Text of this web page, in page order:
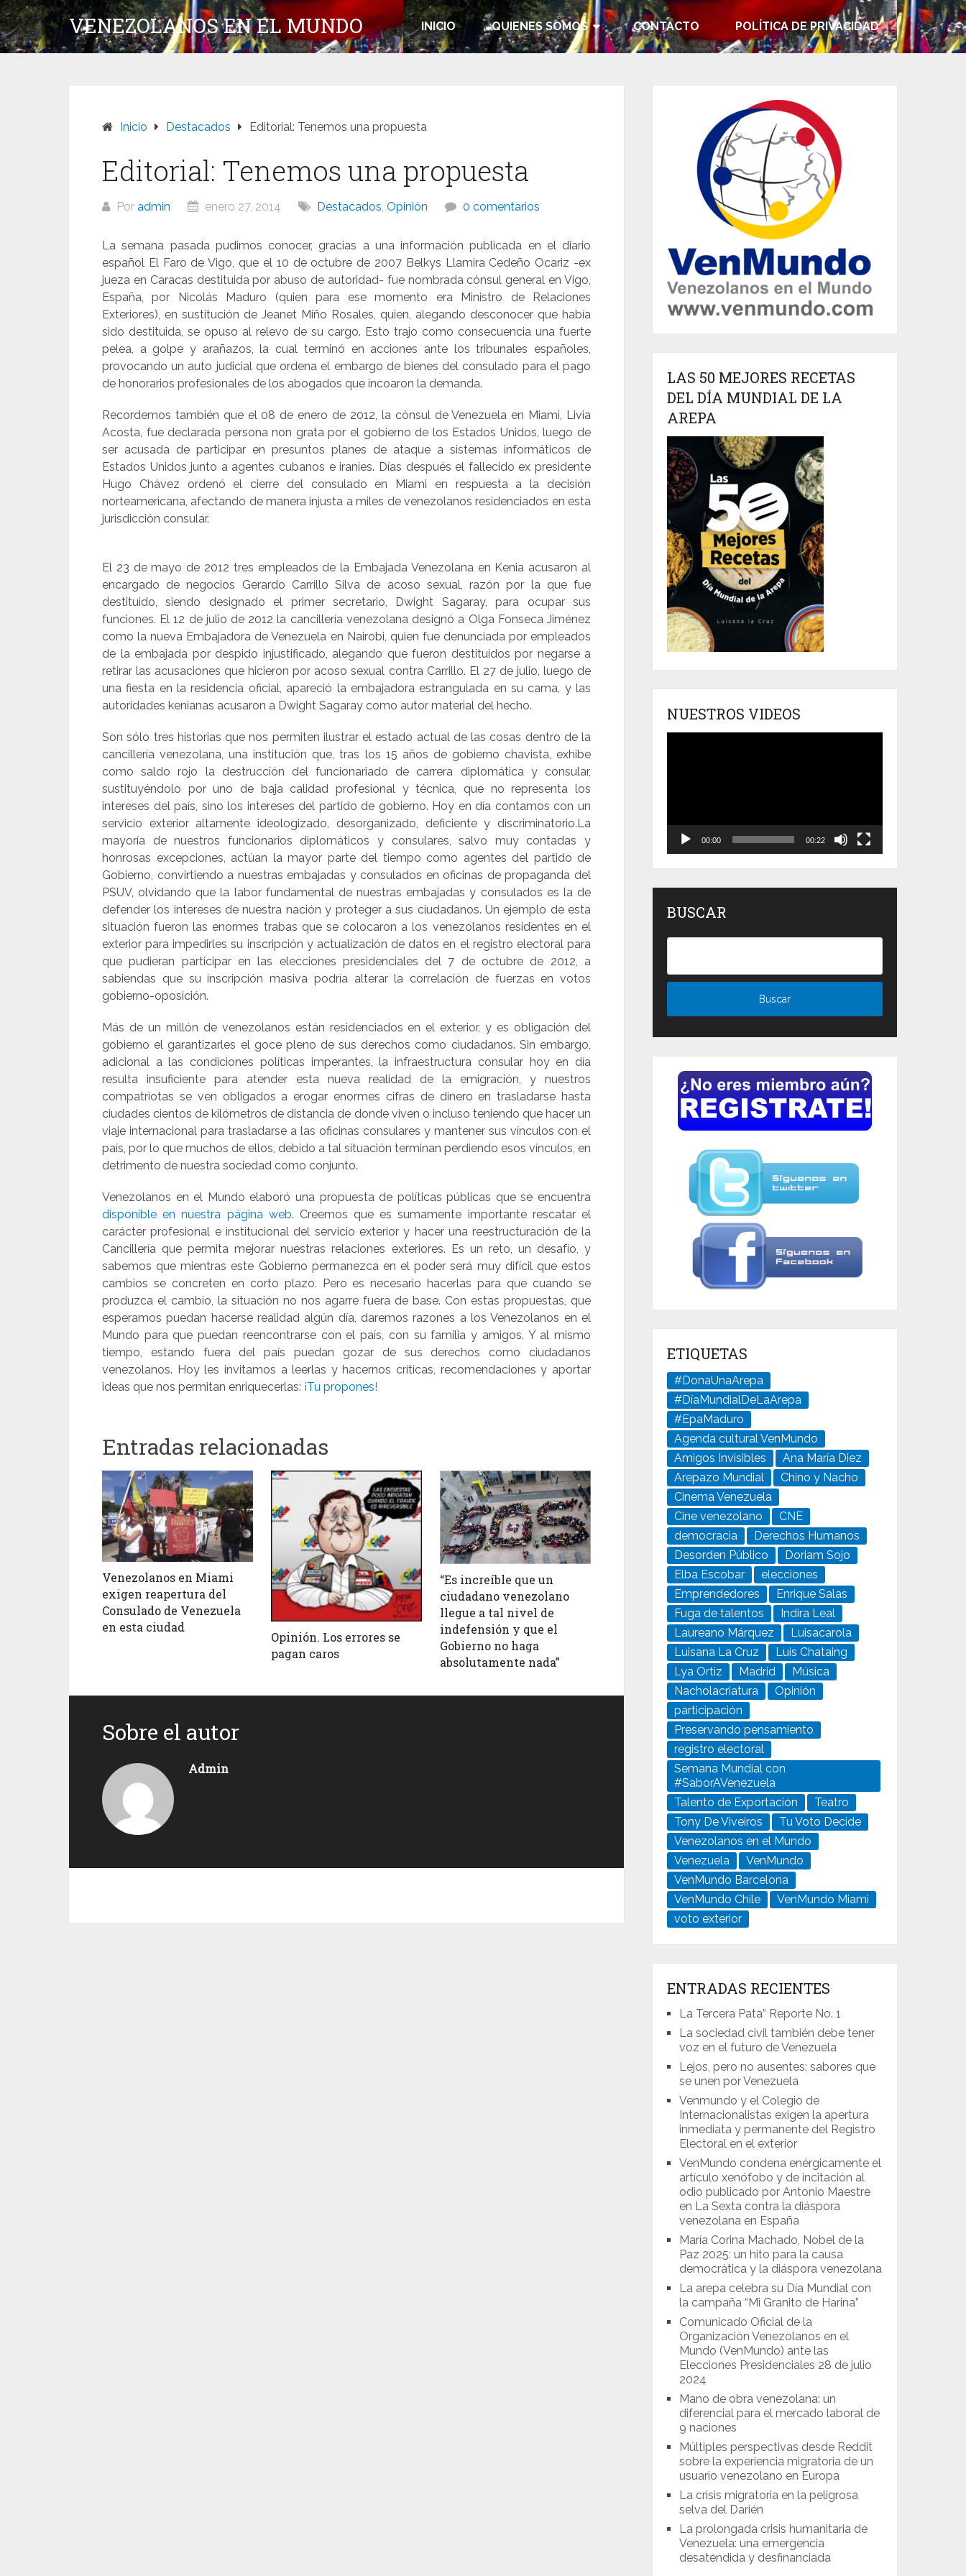
Saltar
al
contenido
VENEZOLANOS EN EL MUNDO INICIO QUIENES SOMOS CONTACTO POLÍTICA DE PRIVACIDAD
Inicio Destacados Editorial: Tenemos una propuesta
Editorial: Tenemos una propuesta
Por admin enero 27, 2014 Destacados, Opinión 0 comentarios
La semana pasada pudimos conocer, gracias a una información publicada en el diario
español El Faro de Vigo, que el 10 de octubre de 2007 Belkys Llamira Cedeño Ocariz -ex
jueza en Caracas destituida por abuso de autoridad- fue nombrada cónsul general en Vigo,
España, por Nicolás Maduro (quien para ese momento era Ministro de Relaciones
Exteriores), en sustitución de Jeanet Miño Rosales, quien, alegando desconocer que había
sido destituida, se opuso al relevo de su cargo. Esto trajo como consecuencia una fuerte
pelea, a golpe y arañazos, la cual terminó en acciones ante los tribunales españoles,
provocando un auto judicial que ordena el embargo de bienes del consulado para el pago
de honorarios profesionales de los abogados que incoaron la demanda.
Recordemos también que el 08 de enero de 2012, la cónsul de Venezuela en Miami, Livia
Acosta, fue declarada persona non grata por el gobierno de los Estados Unidos, luego de
ser acusada de participar en presuntos planes de ataque a sistemas informáticos de
Estados Unidos junto a agentes cubanos e iraníes. Días después el fallecido ex presidente
Hugo Chávez ordenó el cierre del consulado en Miami en respuesta a la decisión
norteamericana, afectando de manera injusta a miles de venezolanos residenciados en esta
jurisdicción consular.
El 23 de mayo de 2012 tres empleados de la Embajada Venezolana en Kenia acusaron al
encargado de negocios Gerardo Carrillo Silva de acoso sexual, razón por la que fue
destituido, siendo designado el primer secretario, Dwight Sagaray, para ocupar sus
funciones. El 12 de julio de 2012 la cancillería venezolana designó a Olga Fonseca Jiménez
como la nueva Embajadora de Venezuela en Nairobi, quien fue denunciada por empleados
de la embajada por despido injustificado, alegando que fueron destituidos por negarse a
retirar las acusaciones que hicieron por acoso sexual contra Carrillo. El 27 de julio, luego de
una fiesta en la residencia oficial, apareció la embajadora estrangulada en su cama, y las
autoridades kenianas acusaron a Dwight Sagaray como autor material del hecho.
Son sólo tres historias que nos permiten ilustrar el estado actual de las cosas dentro de la
cancillería venezolana, una institución que, tras los 15 años de gobierno chavista, exhibe
como saldo rojo la destrucción del funcionariado de carrera diplomática y consular,
sustituyéndolo por uno de baja calidad profesional y técnica, que no representa los
intereses del país, sino los intereses del partido de gobierno. Hoy en día contamos con un
servicio exterior altamente ideologizado, desorganizado, deficiente y discriminatorio.La
mayoría de nuestros funcionarios diplomáticos y consulares, salvo muy contadas y
honrosas excepciones, actúan la mayor parte del tiempo como agentes del partido de
Gobierno, convirtiendo a nuestras embajadas y consulados en oficinas de propaganda del
PSUV, olvidando que la labor fundamental de nuestras embajadas y consulados es la de
defender los intereses de nuestra nación y proteger a sus ciudadanos. Un ejemplo de esta
situación fueron las enormes trabas que se colocaron a los venezolanos residentes en el
exterior para impedirles su inscripción y actualización de datos en el registro electoral para
que pudieran participar en las elecciones presidenciales del 7 de octubre de 2012, a
sabiendas que su inscripción masiva podría alterar la correlación de fuerzas en votos
gobierno-oposición.
Más de un millón de venezolanos están residenciados en el exterior, y es obligación del
gobierno el garantizarles el goce pleno de sus derechos como ciudadanos. Sin embargo,
adicional a las condiciones políticas imperantes, la infraestructura consular hoy en día
resulta insuficiente para atender esta nueva realidad de la emigración, y nuestros
compatriotas se ven obligados a erogar enormes cifras de dinero en trasladarse hasta
ciudades cientos de kilómetros de distancia de donde viven o incluso teniendo que hacer un
viaje internacional para trasladarse a las oficinas consulares y mantener sus vínculos con el
país, por lo que muchos de ellos, debido a tal situación terminan perdiendo esos vínculos, en
detrimento de nuestra sociedad como conjunto.
Venezolanos en el Mundo elaboró una propuesta de políticas públicas que se encuentra
disponible en nuestra página web. Creemos que es sumamente importante rescatar el
carácter profesional e institucional del servicio exterior y hacer una reestructuración de la
Cancillería que permita mejorar nuestras relaciones exteriores. Es un reto, un desafío, y
sabemos que mientras este Gobierno permanezca en el poder será muy difícil que estos
cambios se concreten en corto plazo. Pero es necesario hacerlas para que cuando se
produzca el cambio, la situación no nos agarre fuera de base. Con estas propuestas, que
esperamos puedan hacerse realidad algún día, daremos razones a los Venezolanos en el
Mundo para que puedan reencontrarse con el país, con su familia y amigos. Y al mismo
tiempo, estando fuera del país puedan gozar de sus derechos como ciudadanos
venezolanos. Hoy les invitamos a leerlas y hacernos críticas, recomendaciones y aportar
ideas que nos permitan enriquecerlas: ¡Tu propones!
Entradas relacionadas
Venezolanos en Miami
exigen reapertura del
Consulado de Venezuela
en esta ciudad
Opinión. Los errores se
pagan caros
“Es increíble que un
ciudadano venezolano
llegue a tal nivel de
indefensión y que el
Gobierno no haga
absolutamente nada”
Sobre el autor
Admin
LAS 50 MEJORES RECETAS
DEL DÍA MUNDIAL DE LA
AREPA
NUESTROS VIDEOS
00:00 00:22
BUSCAR
ETIQUETAS
#DonaUnaArepa
#DíaMundialDeLaArepa
#EpaMaduro
Agenda cultural VenMundo
Amigos Invisibles
Ana María Diez
Arepazo Mundial
Chino y Nacho
Cinema Venezuela
Cine venezolano
CNE
democracia
Derechos Humanos
Desorden Público
Doriam Sojo
Elba Escobar
elecciones
Emprendedores
Enrique Salas
Fuga de talentos
Indira Leal
Laureano Márquez
Luisacarola
Luisana La Cruz
Luis Chataing
Lya Ortiz
Madrid
Música
Nacholacriatura
Opinión
participación
Preservando pensamiento
registro electoral
Semana Mundial con
#SaborAVenezuela
Talento de Exportación
Teatro
Tony De Viveiros
Tu Voto Decide
Venezolanos en el Mundo
Venezuela
VenMundo
VenMundo Barcelona
VenMundo Chile
VenMundo Miami
voto exterior
ENTRADAS RECIENTES
La Tercera Pata” Reporte No. 1
La sociedad civil también debe tener
voz en el futuro de Venezuela
Lejos, pero no ausentes: sabores que
se unen por Venezuela
Venmundo y el Colegio de
Internacionalistas exigen la apertura
inmediata y permanente del Registro
Electoral en el exterior
VenMundo condena enérgicamente el
artículo xenófobo y de incitación al
odio publicado por Antonio Maestre
en La Sexta contra la diáspora
venezolana en España
María Corina Machado, Nobel de la
Paz 2025: un hito para la causa
democrática y la diáspora venezolana
La arepa celebra su Día Mundial con
la campaña “Mi Granito de Harina”
Comunicado Oficial de la
Organización Venezolanos en el
Mundo (VenMundo) ante las
Elecciones Presidenciales 28 de julio
2024
Mano de obra venezolana: un
diferencial para el mercado laboral de
9 naciones
Múltiples perspectivas desde Reddit
sobre la experiencia migratoria de un
usuario venezolano en Europa
La crisis migratoria en la peligrosa
selva del Darién
La prolongada crisis humanitaria de
Venezuela: una emergencia
desatendida y desfinanciada